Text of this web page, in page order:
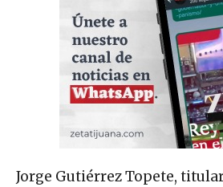
Jorge Gutiérrez Topete,